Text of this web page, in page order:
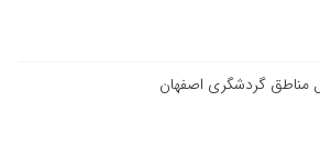
مناطق گردشگری اصفهان